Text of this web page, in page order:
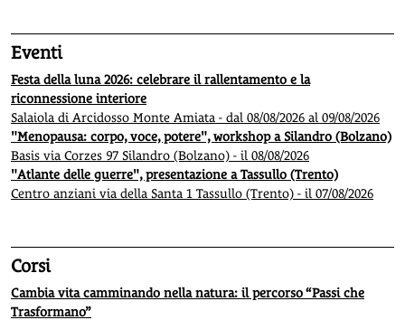
Eventi
Festa della luna 2026: celebrare il rallentamento e la
riconnessione interiore
Salaiola di Arcidosso Monte Amiata - dal 08/08/2026 al 09/08/2026
"Menopausa: corpo, voce, potere", workshop a Silandro (Bolzano)
Basis via Corzes 97 Silandro (Bolzano) - il 08/08/2026
"Atlante delle guerre", presentazione a Tassullo (Trento)
Centro anziani via della Santa 1 Tassullo (Trento) - il 07/08/2026
Corsi
Cambia vita camminando nella natura: il percorso “Passi che
Trasformano”